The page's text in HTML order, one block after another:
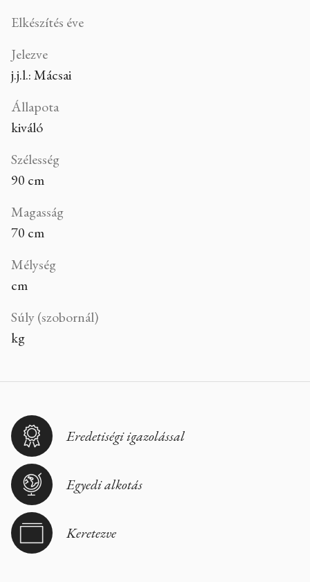
Elkészítés éve
Jelezve
j.j.l.: Mácsai
Állapota
kiváló
Szélesség
90 cm
Magasság
70 cm
Mélység
cm
Súly (szobornál)
kg
Eredetiségi igazolással
Egyedi alkotás
Keretezve